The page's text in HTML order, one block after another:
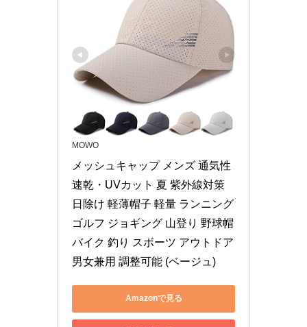
MOWO
メッシュキャップ メンズ 通気性
速乾・UVカット 夏 紫外線対策
日除け 軽薄帽子 軽量 ランニング
ゴルフ ジョギング 山登り 野球帽
バイク 釣り スボーツ アウトドア
男女兼用 調整可能 (ベージュ)
Amazonで見る